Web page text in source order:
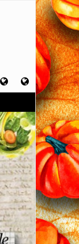
Filosofia
del
Contatti